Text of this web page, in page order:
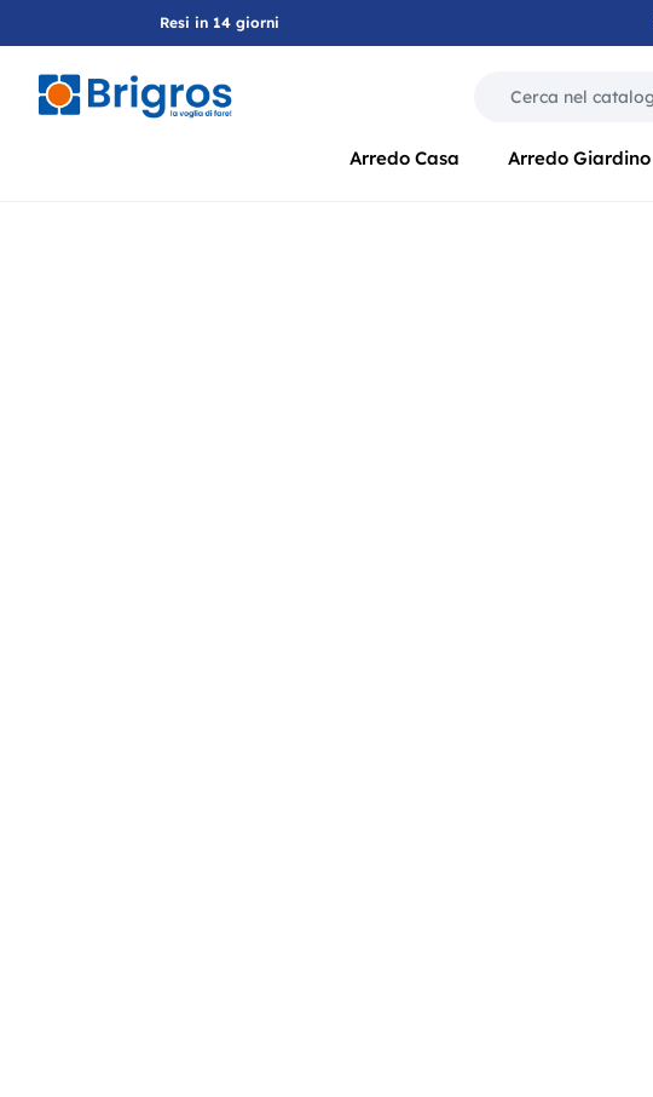
Resi in 14 giorni
Arredo Casa Arredo Giardino